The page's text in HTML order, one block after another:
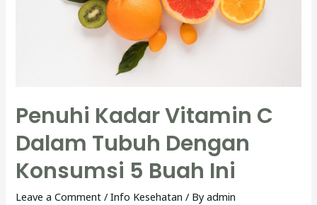
Penuhi Kadar Vitamin C
Dalam Tubuh Dengan
Konsumsi 5 Buah Ini
Leave a Comment /Info Kesehatan / Byadmin